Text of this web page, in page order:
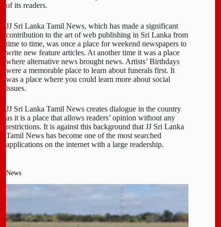
of its readers.
JJ Sri Lanka Tamil News, which has made a significant
contribution to the art of web publishing in Sri Lanka from
time to time, was once a place for weekend newspapers to
write new feature articles. At another time it was a place
where alternative news brought news. Artists’ Birthdays
were a memorable place to learn about funerals first. It
was a place where you could learn more about social
issues.
JJ Sri Lanka Tamil News creates dialogue in the country
as it is a place that allows readers’ opinion without any
restrictions. It is against this background that JJ Sri Lanka
Tamil News has become one of the most searched
applications on the internet with a large readership.
News